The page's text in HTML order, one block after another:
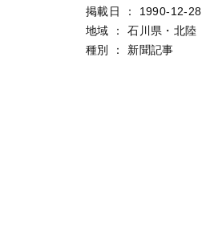
掲載日
：
1990-12-28
地域
：
石川県・北陸
種別
： 新聞記事